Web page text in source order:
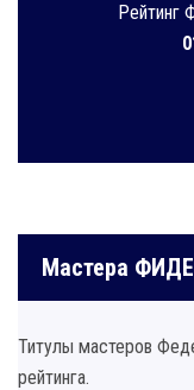
Рейтинг
Мастера ФИДЕ
Титулы мастеров
рейтинга.